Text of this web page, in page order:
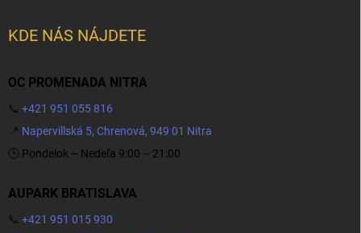
KDE NÁS NÁJDETE
OC PROMENADA NITRA
📞 +421 951 055 816
📍 Napervillská 5, Chrenová, 949 01 Nitra
🕒 Pondelok – Nedeľa 9:00 – 21:00
AUPARK BRATISLAVA
📞 +421 951 015 930